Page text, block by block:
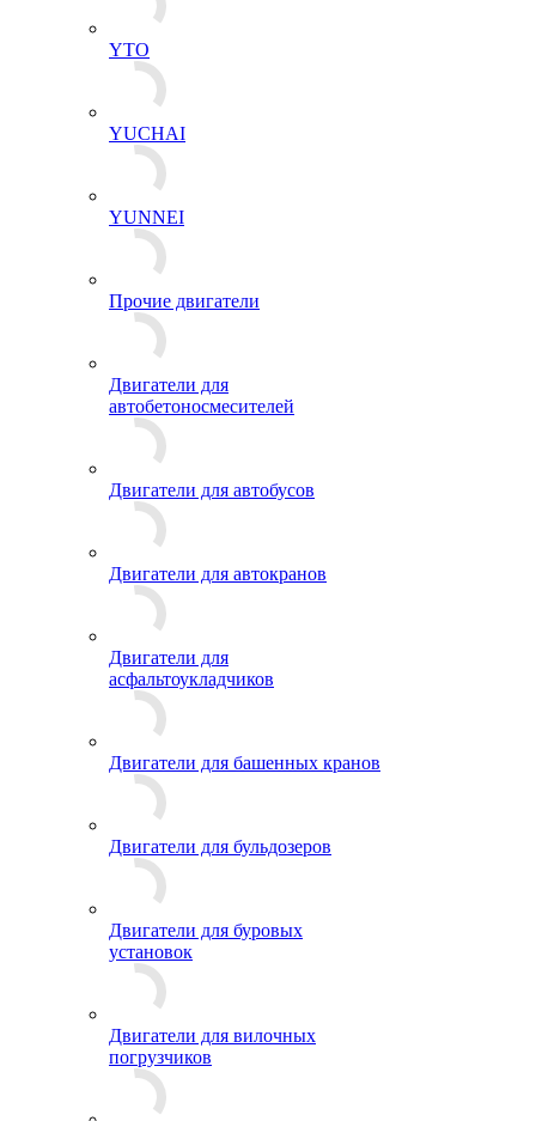
YTO
YUCHAI
YUNNEI
Прочие двигатели
Двигатели для
автобетоносмесителей
Двигатели для автобусов
Двигатели для автокранов
Двигатели для
асфальтоукладчиков
Двигатели для башенных кранов
Двигатели для бульдозеров
Двигатели для буровых
установок
Двигатели для вилочных
погрузчиков